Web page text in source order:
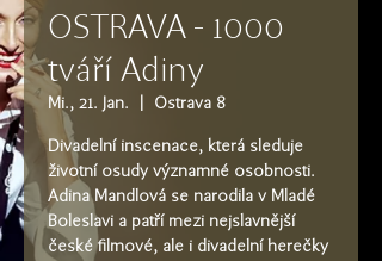
OSTRAVA - 1000
tváří Adiny
Mi., 21. Jan. Ostrava 8
Divadelní inscenace, která sleduje
životní osudy významné osobnosti.
Adina Mandlová se narodila v Mladé
Boleslavi a patří mezi nejslavnější
české filmové, ale i divadelní herečky